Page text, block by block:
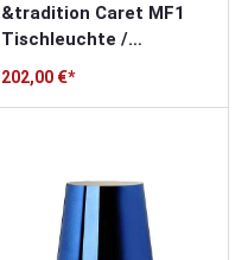
&tradition Caret MF1
Tischleuchte /
202,00 €*